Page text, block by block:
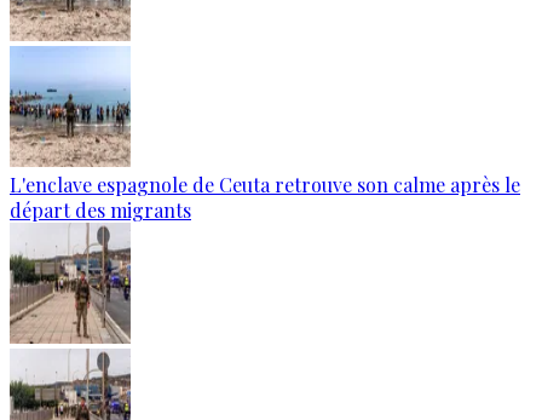
L'enclave espagnole de Ceuta retrouve son calme après le
départ des migrants